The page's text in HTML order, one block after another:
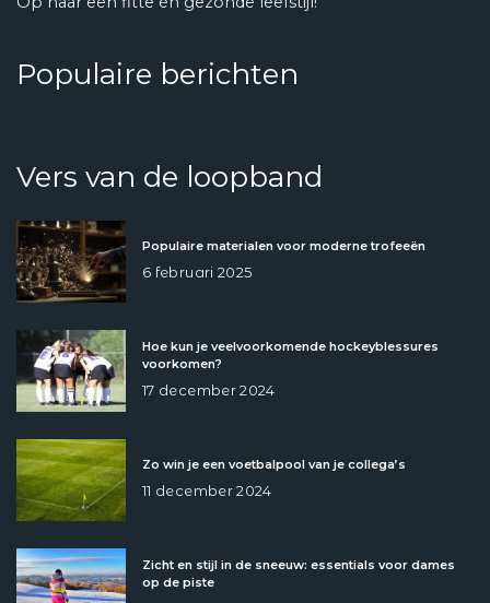
Populaire berichten
Vers van de loopband
Populaire materialen voor moderne trofeeën
6 februari 2025
Hoe kun je veelvoorkomende hockeyblessures
voorkomen?
17 december 2024
Zo win je een voetbalpool van je collega’s
11 december 2024
Zicht en stijl in de sneeuw: essentials voor dames
op de piste